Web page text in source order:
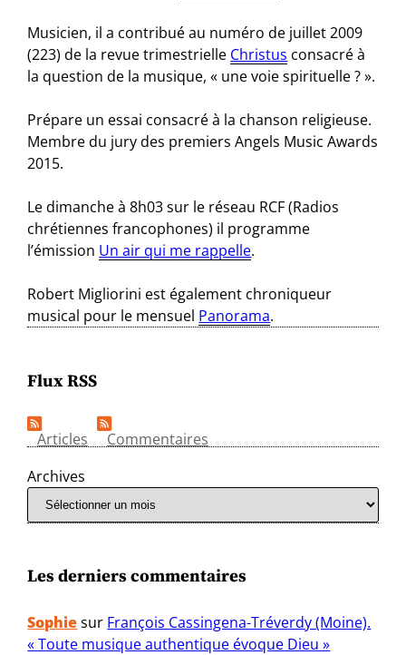
Musicien, il a contribué au numéro de juillet 2009
(223) de la revue trimestrielle Christus consacré à
la question de la musique, « une voie spirituelle ? ».
Prépare un essai consacré à la chanson religieuse.
Membre du jury des premiers Angels Music Awards
2015.
Le dimanche à 8h03 sur le réseau RCF (Radios
chrétiennes francophones) il programme
l’émission Un air qui me rappelle.
Robert Migliorini est également chroniqueur
musical pour le mensuel Panorama.
Flux RSS
Articles
Commentaires
Archives
Les derniers commentaires
Sophiesur François Cassingena-Tréverdy (Moine).
« Toute musique authentique évoque Dieu »